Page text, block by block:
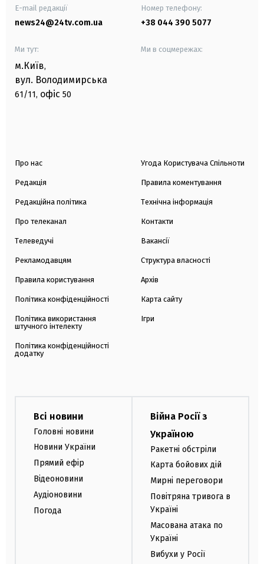
E-mail редакції
news24@24tv.com.ua
Номер телефону:
+38 044 390 5077
Ми тут:
м.Київ,
вул. Володимирська
61/11, офіс 50
Ми в соцмережах:
Про нас
Редакція
Редакційна політика
Про телеканал
Телеведучі
Рекламодавцям
Правила користування
Політика конфіденційності
Політика використання
штучного інтелекту
Політика конфіденційності
додатку
Угода Користувача Спільноти
Правила коментування
Технічна інформація
Контакти
Вакансії
Структура власності
Архів
Карта сайту
Ігри
Всі новини
Головні новини
Новини України
Прямий ефір
Відеоновини
Аудіоновини
Погода
Війна Росії з
Україною
Ракетні обстріли
Карта бойових дій
Мирні переговори
Повітряна тривога в
Україні
Масована атака по
Україні
Вибухи у Росії